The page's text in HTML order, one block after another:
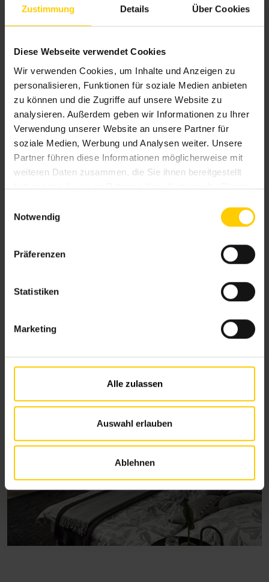
Zustimmung Details Über Cookies
Diese Webseite verwendet Cookies
Wir verwenden Cookies, um Inhalte und Anzeigen zu
personalisieren, Funktionen für soziale Medien anbieten
zu können und die Zugriffe auf unsere Website zu
analysieren. Außerdem geben wir Informationen zu Ihrer
Verwendung unserer Website an unsere Partner für
soziale Medien, Werbung und Analysen weiter. Unsere
Partner führen diese Informationen möglicherweise mit
weiteren Daten zusammen, die Sie ihnen bereitgestellt
haben oder die sie im Rahmen Ihrer Nutzung der Dienste
Notwendig
Präferenzen
Statistiken
Marketing
Alle zulassen
Auswahl erlauben
Ablehnen
Absturzsicherungen bieten
zuverlässigen Schutz und erhöhen
die Sicherheit an Fenster, Balkonen
oder Treppen für mehr Schutz und
Sicherheit im Alltag.